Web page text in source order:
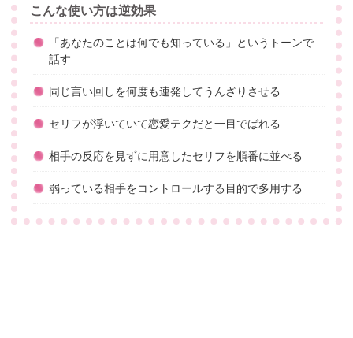
こんな使い方は逆効果
「あなたのことは何でも知っている」というトーンで
話す
同じ言い回しを何度も連発してうんざりさせる
セリフが浮いていて恋愛テクだと一目でばれる
相手の反応を見ずに用意したセリフを順番に並べる
弱っている相手をコントロールする目的で多用する